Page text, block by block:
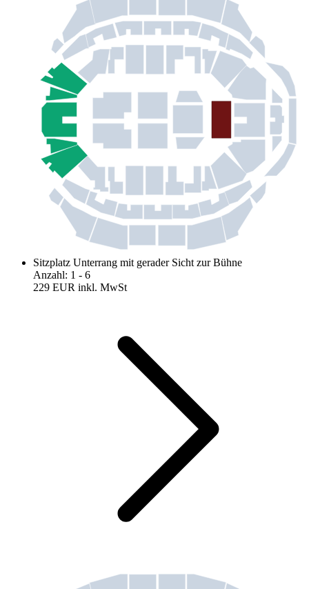
Sitzplatz Unterrang mit gerader Sicht zur Bühne
Anzahl: 1 - 6
229 EUR inkl. MwSt